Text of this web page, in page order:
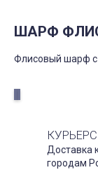
ШАРФ
Флисовый шарф с
Доставка
городам